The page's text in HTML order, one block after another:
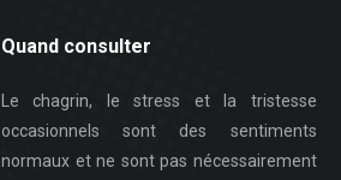
Quand consulter
Le chagrin, le stress et la tristesse
occasionnels sont des sentiments
normaux et ne sont pas nécessairement